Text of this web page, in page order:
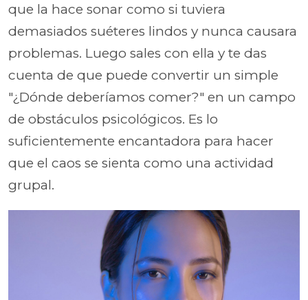
que la hace sonar como si tuviera
demasiados suéteres lindos y nunca causara
problemas. Luego sales con ella y te das
cuenta de que puede convertir un simple
"¿Dónde deberíamos comer?" en un campo
de obstáculos psicológicos. Es lo
suficientemente encantadora para hacer
que el caos se sienta como una actividad
grupal.